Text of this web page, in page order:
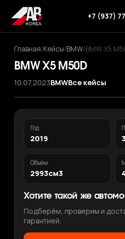
+7 (937)
Главная/Кейсы/BMW/BMW X5
BMW X5 M50D
10.07.2023BMWВсе кейсы
Год
2019
Объём
2993см3
Хотите такой же
Подберём, проверим и
гарантией.